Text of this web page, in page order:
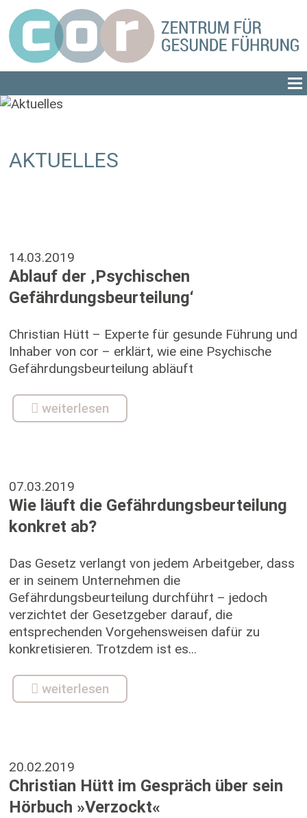
AKTUELLES
14.03.2019
Ablauf der ‚Psychischen
Gefährdungsbeurteilung‘
Christian Hütt – Experte für gesunde Führung und
Inhaber von cor – erklärt, wie eine Psychische
Gefährdungsbeurteilung abläuft
weiterlesen
07.03.2019
Wie läuft die Gefährdungsbeurteilung
konkret ab?
Das Gesetz verlangt von jedem Arbeitgeber, dass
er in seinem Unternehmen die
Gefährdungsbeurteilung durchführt – jedoch
verzichtet der Gesetzgeber darauf, die
entsprechenden Vorgehensweisen dafür zu
konkretisieren. Trotzdem ist es...
weiterlesen
20.02.2019
Christian Hütt im Gespräch über sein
Hörbuch »Verzockt«